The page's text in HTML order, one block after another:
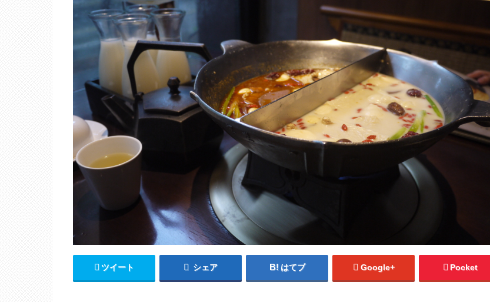
ツイート シェア はてブ Google+ Pocket